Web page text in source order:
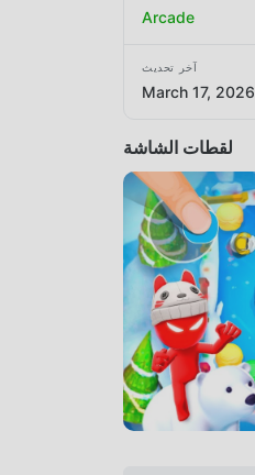
Arcade
آخر تحديث
March 17, 2026
لقطات الشاشة